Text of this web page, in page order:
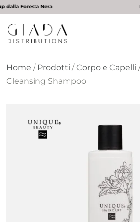
Salta
contenuto
L'estate è arrivata! Scopri la nostra
Home / Prodotti /Corpo e Capelli
Cleansing Shampoo